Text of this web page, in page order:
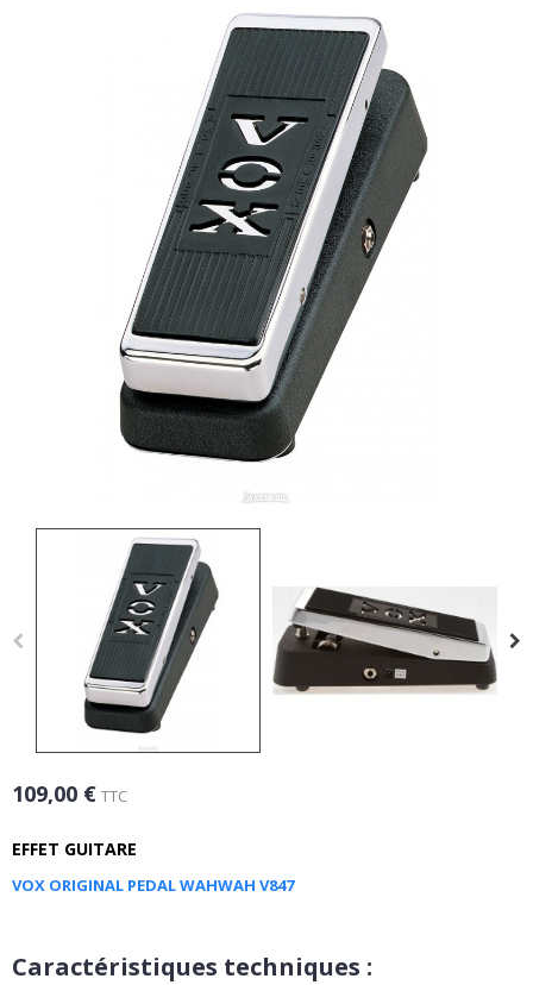
109,00 € TTC
EFFET GUITARE
VOX ORIGINAL PEDAL WAHWAH V847
Caractéristiques techniques :